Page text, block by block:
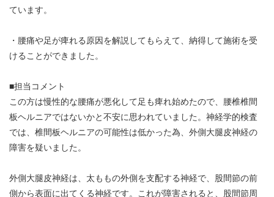
ています。
・腰痛や足が痺れる原因を解説してもらえて、納得して施術を受
けることができました。
■担当コメント
この方は慢性的な腰痛が悪化して足も痺れ始めたので、腰椎椎間
板ヘルニアではないかと不安に思われていました。神経学的検査
では、椎間板ヘルニアの可能性は低かった為、外側大腿皮神経の
障害を疑いました。
外側大腿皮神経は、太ももの外側を支配する神経で、股間節の前
側から表面に出てくる神経です。これが障害されると、股間節周